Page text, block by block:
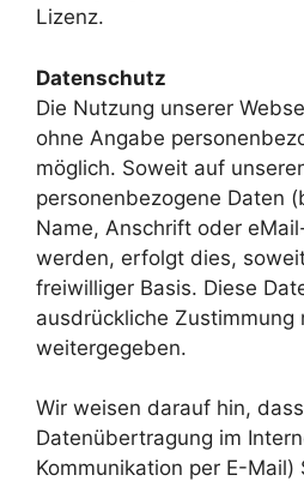
Lizenz.
Datenschutz
Die Nutzung unserer
ohne Angabe
möglich. Soweit auf
personenbezogene Daten
Name, Anschrift oder
werden, erfolgt dies,
freiwilliger Basis. Diese
ausdrückliche Zustimmung
weitergegeben.
Wir weisen darauf hin,
Datenübertragung im
Kommunikation per E-Mail)